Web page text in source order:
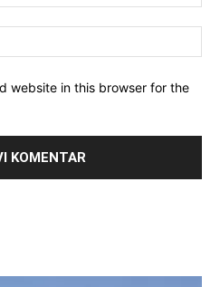
website in this browser for the